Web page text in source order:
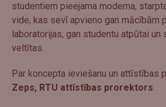
studentiem pieejama moderna,
vide, kas sevī apvieno gan mācībām
laboratorijas, gan studentu atpūtai un
veltītas.
Par koncepta ieviešanu un attīstības
Zeps, RTU attīstības prorektors.